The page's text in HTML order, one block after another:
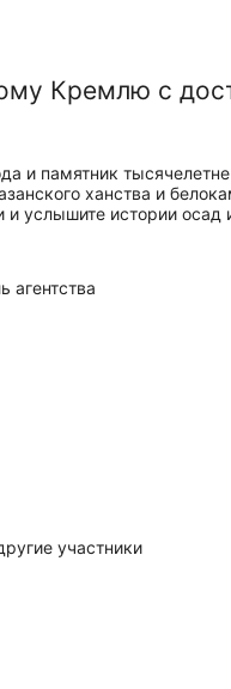
Кремлю с
и памятник
ханства и
услышите истории осад
агентства
участники